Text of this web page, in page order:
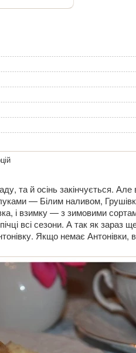
та й осінь закінчується.
— Білим наливом,
і взимку — з зимовими
всі сезони. А так як зараз
Якщо немає Антонівки,